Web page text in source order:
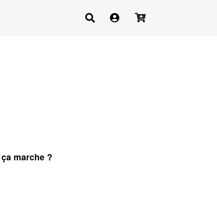
marche ?